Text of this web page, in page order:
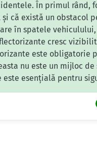
În primul
că există un obstacol
în spatele
cresc
este obligatorie
nu este un mijloc
esențială pentru